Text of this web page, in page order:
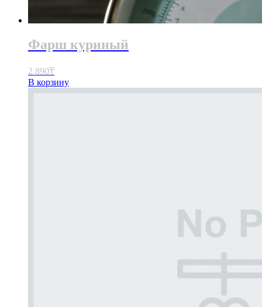
Фарш куриный
2 890₸
В корзину